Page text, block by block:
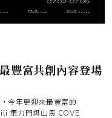
豐富共創內容登場
今年更迎來最豐富的
集力門與山恩 COVE